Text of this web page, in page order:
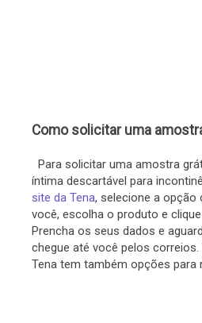
Como solicitar uma
Para solicitar uma amostra
íntima descartável para
site da Tena, selecione a opção
você, escolha o produto e
Prencha os seus dados e
chegue até você pelos correios.
Tena tem também opções para